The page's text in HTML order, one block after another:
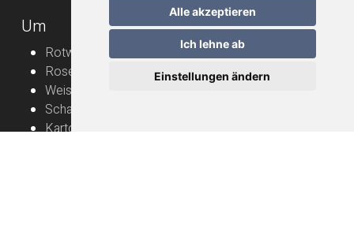
Alle akzeptieren
Ich lehne ab
Einstellungen ändern
Um
Rotweine
Roséweine
Weissweine
Schaumweine
Karton